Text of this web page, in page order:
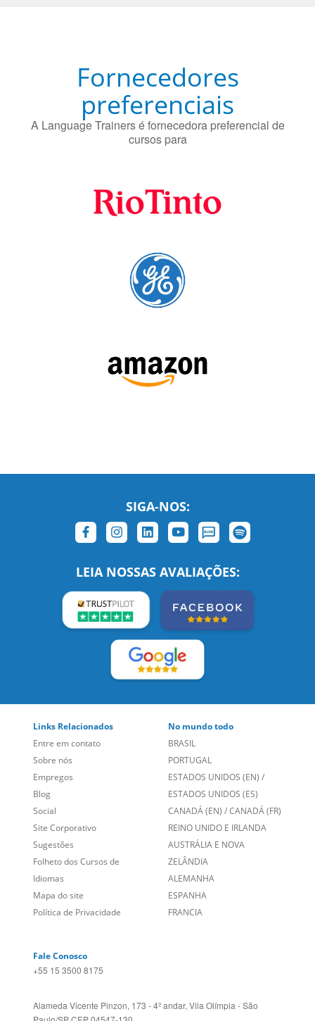
Fornecedores
preferenciais
A Language Trainers é fornecedora preferencial de
SIGA-NOS:
LEIA NOSSAS AVALIAÇÕES:
Links Relacionados
Entre em contato
Sobre nós
Empregos
Blog
Social
Site Corporativo
Sugestões
Folheto dos Cursos de
Idiomas
Mapa do site
No mundo todo
BRASIL
PORTUGAL
ESTADOS UNIDOS (EN)
ESTADOS UNIDOS (ES)
CANADÁ (EN) / CANADÁ (FR)
REINO UNIDO E IRLANDA
AUSTRÁLIA E NOVA
ZELÂNDIA
ALEMANHA
ESPANHA
Fale Conosco